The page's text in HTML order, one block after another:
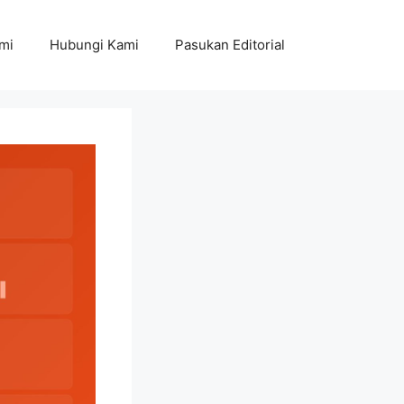
Hubungi Kami Pasukan Editorial